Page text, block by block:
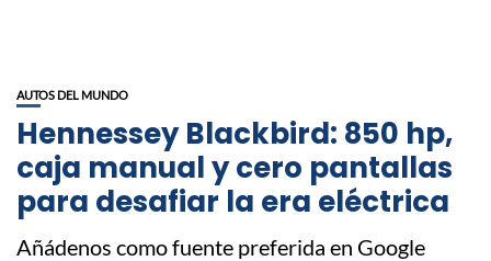
AUTOS DEL MUNDO
Hennessey Blackbird: 850 hp,
caja manual y cero pantallas
para desafiar la era eléctrica
Añádenos como fuente preferida en Google